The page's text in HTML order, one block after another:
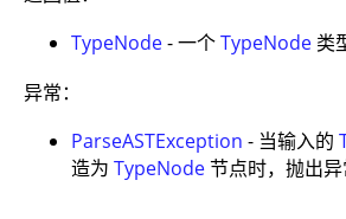
TypeNode- 一个TypeNode 类
异常：
ParseASTException - 当输入的
造为 TypeNode节点时，抛出异